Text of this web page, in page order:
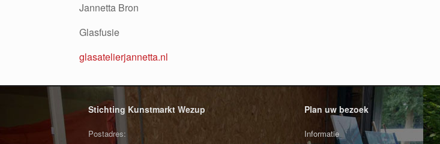
Jannetta Bron
Glasfusie
glasatelierjannetta.nl
Stichting Kunstmarkt Wezup
Postadres:
Plan uw bezoek
Informatie